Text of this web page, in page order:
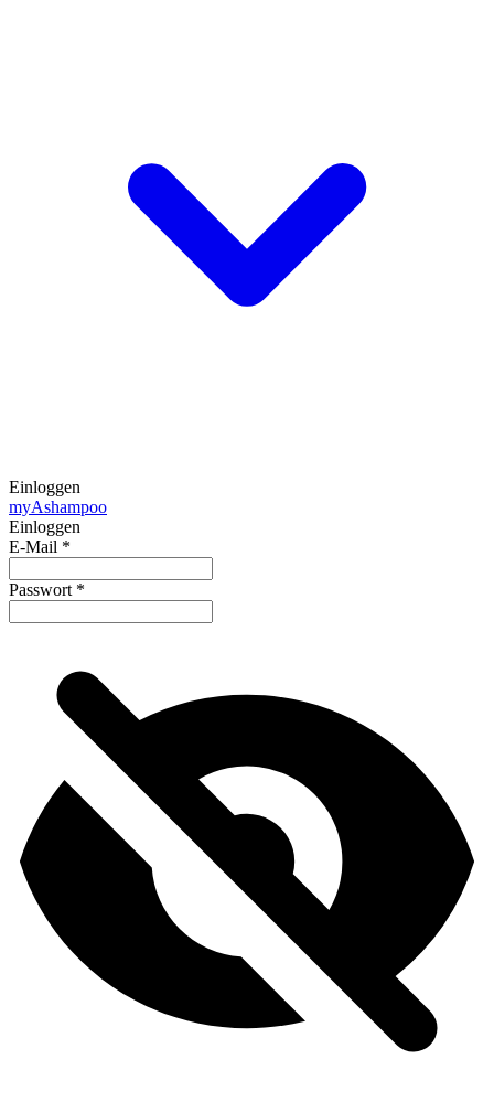
Einloggen
myAshampoo
Einloggen
E-Mail *
Passwort *